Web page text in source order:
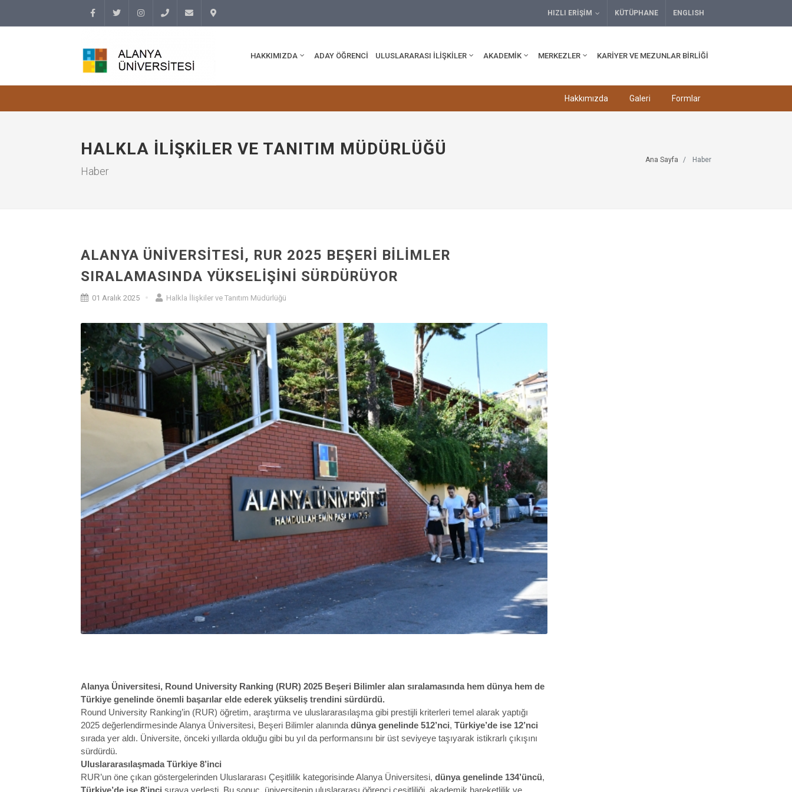
242)
HIZLI ERIŞIM KÜTÜPHANE ENGLISH
HAKKIMIZDA ADAY ÖĞRENCİ ULUSLARARASI İLİŞKİLER AKADEMİK MERKEZLER KARIYER VE MEZUNLAR BIRLIĞI
Hakkımızda Galeri Formlar
HALKLA İLIŞKILER VE TANITIM MÜDÜRLÜĞÜ
Haber
Ana Sayfa Haber
ALANYA ÜNIVERSITESI, RUR 2025 BEŞERI BILIMLER
SIRALAMASINDA YÜKSELIŞINI SÜRDÜRÜYOR
01 Aralık 2025 Halkla İlişkiler ve Tanıtım Müdürlüğü
Alanya Üniversitesi, Round University Ranking (RUR) 2025 Beşeri Bilimler alan sıralamasında hem dünya hem de
Türkiye genelinde önemli başarılar elde ederek yükseliş trendini sürdürdü.
Round University Ranking’in (RUR) öğretim, araştırma ve uluslararasılaşma gibi prestijli kriterleri temel alarak yaptığı
2025 değerlendirmesinde Alanya Üniversitesi, Beşeri Bilimler alanında dünya genelinde 512’nci, Türkiye’de ise 12’nci
sırada yer aldı. Üniversite, önceki yıllarda olduğu gibi bu yıl da performansını bir üst seviyeye taşıyarak istikrarlı çıkışını
sürdürdü.
Uluslararasılaşmada Türkiye 8’inci
RUR’un öne çıkan göstergelerinden Uluslararası Çeşitlilik kategorisinde Alanya Üniversitesi, dünya genelinde 134’üncü,